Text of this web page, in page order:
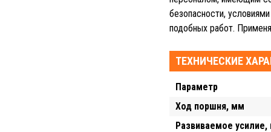
безопасности,
подобных работ.
ТЕХНИЧЕСКИЕ
Параметр
Ход поршня, мм
Развиваемое